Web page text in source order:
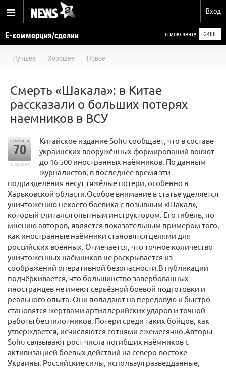
Вход
Е-коммерция/сделки в мою ленту 2488
Лучшее Хорошее Новое
Смерть «Шакала»: в Китае
рассказали о больших потерях
наемников в ВСУ
отметили
70
в архиве
Китайское издание Sohu сообщает, что в составе
украинских вооружённых формирований воюют
до 16 500 иностранных наёмников. По данным
журналистов, в последнее время эти
подразделения несут тяжёлые потери, особенно в
Харьковской области.Особое внимание в статье уделяется
уничтожению некоего боевика с позывным «Шакал»,
который считался опытным инструктором. Его гибель, по
мнению авторов, является показательным примером того,
как иностранные наёмники становятся целями для
российских военных. Отмечается, что точное количество
уничтоженных наёмников не раскрывается из
соображений оперативной безопасности.В публикации
подчёркивается, что большинство завербованных
иностранцев не имеют серьёзной боевой подготовки и
реального опыта. Они попадают на передовую и быстро
становятся жертвами артиллерийских ударов и точной
работы беспилотников. Потери среди таких бойцов, как
утверждается, исчисляются сотнями ежемесячно.Авторы
Sohu связывают рост числа погибших наёмников с
активизацией боевых действий на северо-востоке
Украины. Российские силы, используя разведданные,